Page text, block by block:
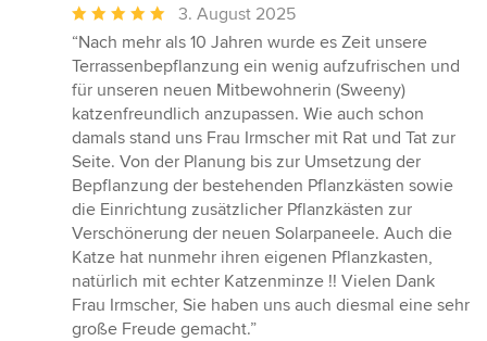
Durchschnittliche
Bewertung:
5
von
5
Sternen
3. August 2025
“Nach mehr als 10 Jahren wurde es Zeit unsere
Terrassenbepflanzung ein wenig aufzufrischen und
für unseren neuen Mitbewohnerin (Sweeny)
katzenfreundlich anzupassen. Wie auch schon
damals stand uns Frau Irmscher mit Rat und Tat zur
Seite. Von der Planung bis zur Umsetzung der
Bepflanzung der bestehenden Pflanzkästen sowie
die Einrichtung zusätzlicher Pflanzkästen zur
Verschönerung der neuen Solarpaneele. Auch die
Katze hat nunmehr ihren eigenen Pflanzkasten,
natürlich mit echter Katzenminze !! Vielen Dank
Frau Irmscher, Sie haben uns auch diesmal eine sehr
große Freude gemacht.”